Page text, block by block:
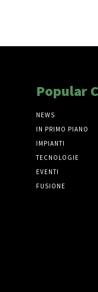
Popular
NEWS
IN PRIMO PIANO
IMPIANTI
TECNOLOGIE
EVENTI
FUSIONE